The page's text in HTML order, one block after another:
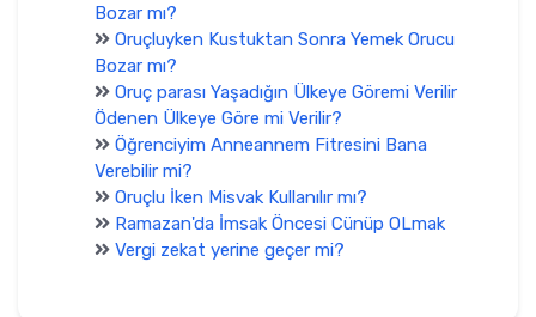
Bozar mı?
Oruçluyken Kustuktan Sonra Yemek Orucu
Bozar mı?
Oruç parası Yaşadığın Ülkeye Göremi Verilir
Ödenen Ülkeye Göre mi Verilir?
Öğrenciyim Anneannem Fitresini Bana
Verebilir mi?
Oruçlu İken Misvak Kullanılır mı?
Ramazan'da İmsak Öncesi Cünüp OLmak
Vergi zekat yerine geçer mi?